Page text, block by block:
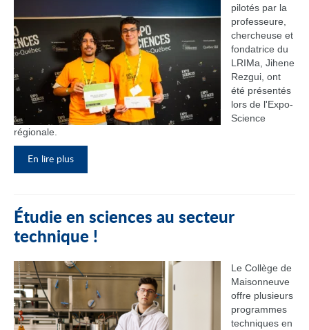
pilotés par la
professeure,
chercheuse et
fondatrice du
LRIMa, Jihene
Rezgui, ont
été présentés
lors de l'Expo-
Science
régionale.
En lire plus
Étudie en sciences au secteur
technique !
Le Collège de
Maisonneuve
offre plusieurs
programmes
techniques en